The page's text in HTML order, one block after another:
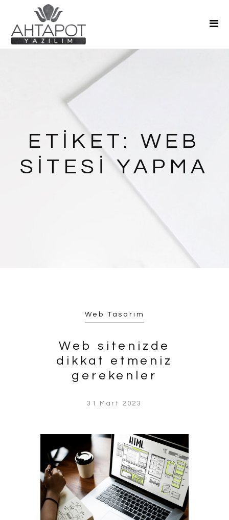
Ana Sayfa
Hakkımızda
ETIKET: WEB
SITESI YAPMA
Web Tasarım
Web sitenizde
dikkat etmeniz
gerekenler
31 Mart 2023